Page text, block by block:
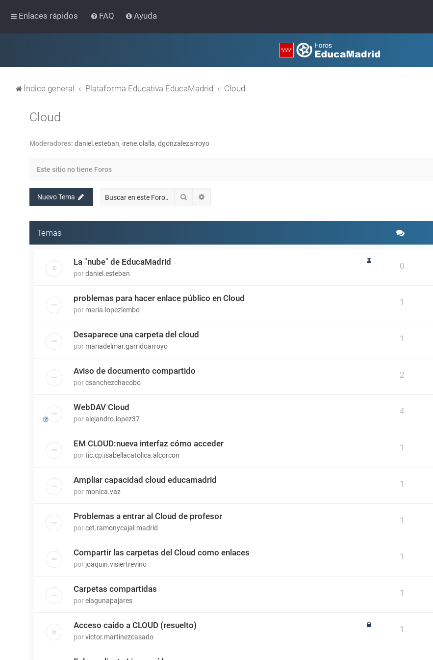
Enlaces rápidos FAQ Ayuda
Índice general Plataforma Educativa EducaMadrid Cloud
Cloud
Moderadores: daniel.esteban, irene.olalla, dgonzalezarroyo
Este sitio no tiene Foros
Nuevo Tema Buscar
Temas
La "nube" de EducaMadrid
pordaniel.esteban
0
problemas para hacer enlace público en Cloud
por maria.lopezlembo
1
Desaparece una carpeta del cloud
por mariadelmar.garridoarroyo
1
Aviso de documento compartido
porcsanchezchacobo
2
WebDAV Cloud
poralejandro.lopez37
4
EM CLOUD:nueva interfaz cómo acceder
portic.cp.isabellacatolica.alcorcon
1
Ampliar capacidad cloud educamadrid
por monica.vaz
1
Problemas a entrar al Cloud de profesor
porcet.ramonycajal.madrid
1
Compartir las carpetas del Cloud como enlaces
por joaquin.visiertrevino
1
Carpetas compartidas
porelagunapajares
1
Acceso caído a CLOUD (resuelto)
porvictor.martinezcasado
1